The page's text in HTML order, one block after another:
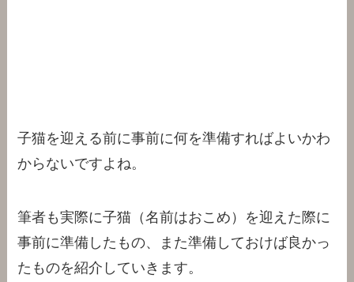
子猫を迎える前に事前に何を準備すればよいかわ
からないですよね。
筆者も実際に子猫（名前はおこめ）を迎えた際に
事前に準備したもの、また準備しておけば良かっ
たものを紹介していきます。